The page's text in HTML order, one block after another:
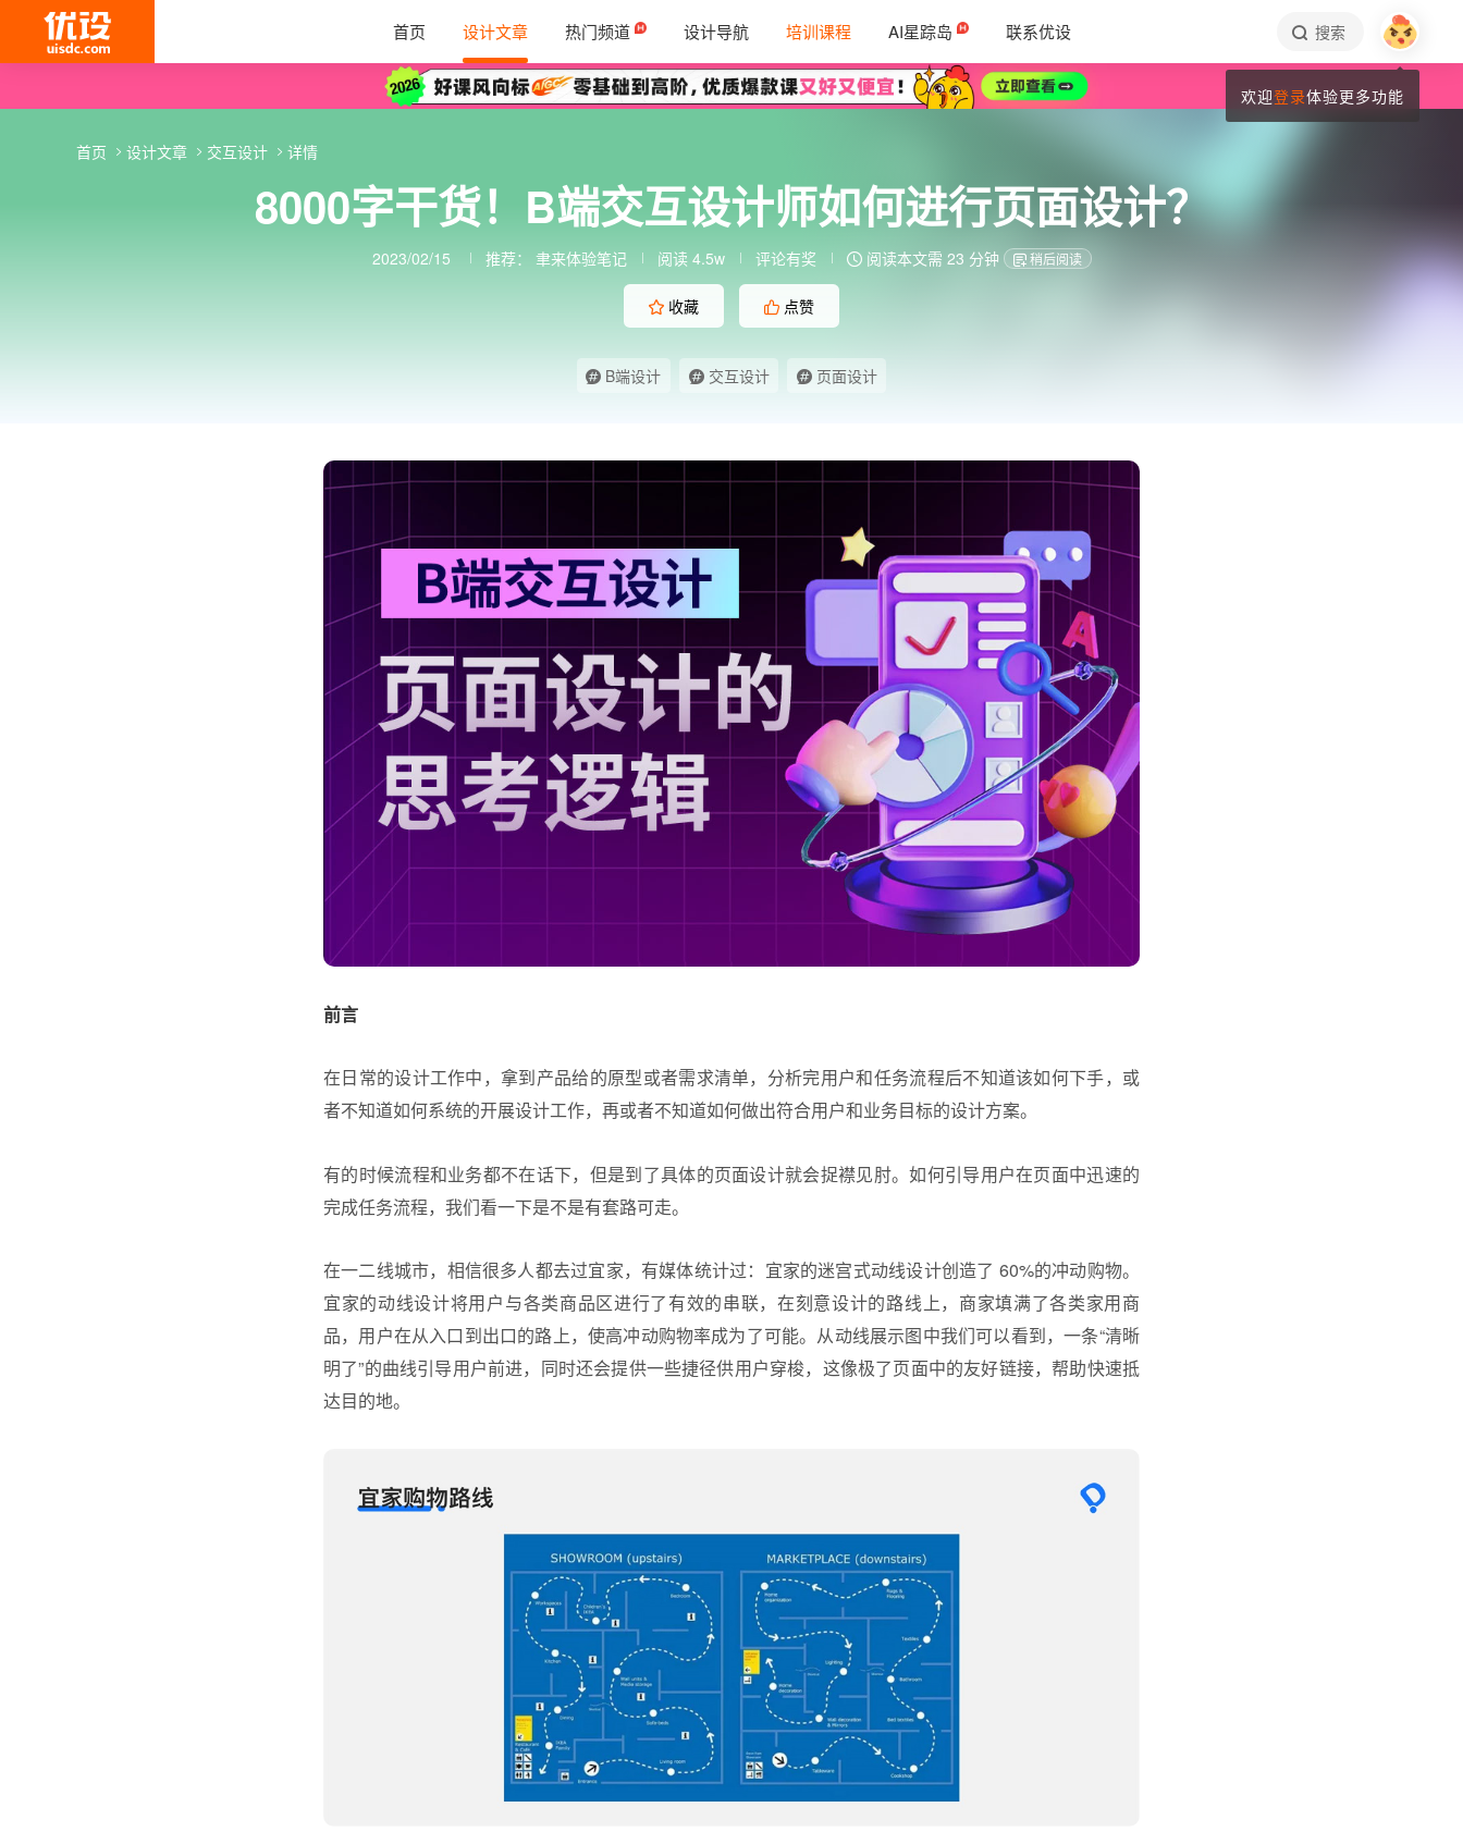
首页 设计文章 热门频道 设计导航 培训课程 AI星踪岛 联系优设 搜索
8000字干货！B端交互设计师如何进行页面设计？
2023/02/15 推荐： 聿来体验笔记 阅读 4.5w 评论有奖 阅读本文需 23 分钟 稍后阅读
收藏 点赞
B端设计 交互设计 页面设计
首页 设计文章 交互设计 详情
前言
在日常的设计工作中，拿到产品给的原型或者需求清单，分析完用户和任务流程后不知道该如何下手，或
者不知道如何系统的开展设计工作，再或者不知道如何做出符合用户和业务目标的设计方案。
有的时候流程和业务都不在话下，但是到了具体的页面设计就会捉襟见肘。如何引导用户在页面中迅速的
完成任务流程，我们看一下是不是有套路可走。
在一二线城市，相信很多人都去过宜家，有媒体统计过：宜家的迷宫式动线设计创造了 60%的冲动购物。
宜家的动线设计将用户与各类商品区进行了有效的串联，在刻意设计的路线上，商家填满了各类家用商
品，用户在从入口到出口的路上，使高冲动购物率成为了可能。从动线展示图中我们可以看到，一条“清晰
明了”的曲线引导用户前进，同时还会提供一些捷径供用户穿梭，这像极了页面中的友好链接，帮助快速抵
达目的地。
欢迎登录体验更多功能